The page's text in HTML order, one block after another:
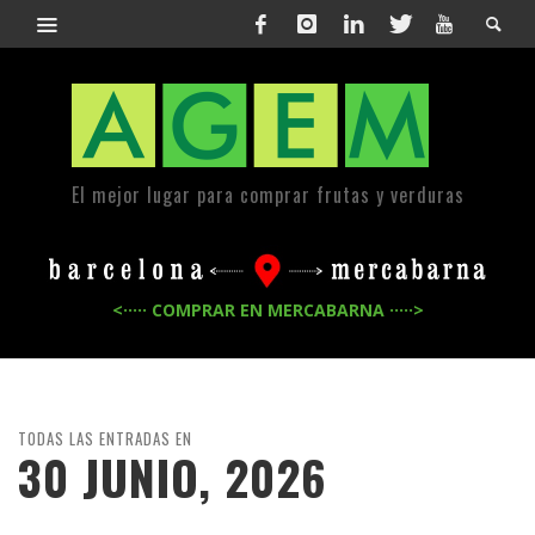
El mejor lugar para comprar frutas y verduras
<····· COMPRAR EN MERCABARNA ·····>
TODAS LAS ENTRADAS EN
30 JUNIO, 2026